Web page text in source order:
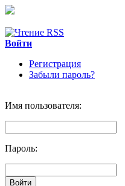
Войти
Регистрация
Забыли пароль?
Имя пользователя:
Пароль: